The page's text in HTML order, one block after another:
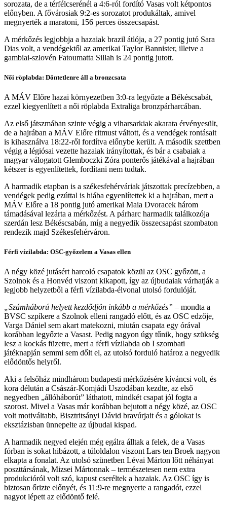
sorozata, de a térfélcserénél a 4:6-ról fordító Vasas volt kétpontos
előnyben. A fővárosiak 9:2-es sorozatot produkáltak, amivel
megnyerték a maratoni, 156 perces összecsapást.
A mérkőzés legjobbja a hazaiak brazil átlója, a 27 pontig jutó Sara
Dias volt, a vendégektől az amerikai Taylor Bannister, illetve a
gambiai-szlovén Fatoumatta Sillah is 24 pontig jutott.
Női röplabda: Döntetlenre áll a bronzcsata
A MÁV Előre hazai környezetben 3:0-ra legyőzte a Békéscsabát,
ezzel kiegyenlített a női röplabda Extraliga bronzpárharcában.
Az első játszmában szinte végig a viharsarkiak akarata érvényesült,
de a hajrában a MÁV Előre ritmust váltott, és a vendégek rontásait
is kihasználva 18:22-ről fordítva előnybe került. A második szettben
végig a légiósai vezette hazaiak irányítottak, és bár a csabaiak a
magyar válogatott Glemboczki Zóra ponterős játékával a hajrában
kétszer is egyenlítettek, fordítani nem tudtak.
A harmadik etapban is a székesfehérváriak játszottak precízebben, a
vendégek pedig ezúttal is hiába egyenlítettek ki a hajrában, mert a
MÁV Előre a 18 pontig jutó amerikai Maia Dvoracek három
támadásával lezárta a mérkőzést. A párharc harmadik találkozója
szerdán lesz Békéscsabán, míg a negyedik összecsapást szombaton
rendezik majd Székesfehérváron.
Férfi vízilabda: OSC-győzelem a Vasas ellen
A négy közé jutásért harcoló csapatok közül az OSC győzött, a
Szolnok és a Honvéd viszont kikapott, így az újbudaiak várhatják a
legjobb helyzetből a férfi vízilabda-élvonal utolsó fordulóját.
„Számháború helyett kezdődjön inkább a mérkőzés” – mondta a
BVSC szpíkere a Szolnok elleni rangadó előtt, és az OSC edzője,
Varga Dániel sem akart matekozni, miután csapata egy órával
korábban legyőzte a Vasast. Pedig nagyon úgy tűnik, hogy szükség
lesz a kockás füzetre, mert a férfi vízilabda ob I szombati
játéknapján semmi sem dőlt el, az utolsó forduló határoz a negyedik
elődöntős helyről.
Aki a felsőház mindhárom budapesti mérkőzésére kíváncsi volt, és
kora délután a Császár-Komjádi Uszodában kezdte, az első
negyedben „állóháborút” láthatott, mindkét csapat jól fogta a
szorost. Mivel a Vasas már korábban bejutott a négy közé, az OSC
volt motiváltabb, Bisztritsányi Dávid bravúrjait és a gólokat is
eksztázisban ünnepelte az újbudai kispad.
A harmadik negyed elején még egálra álltak a felek, de a Vasas
fórban is sokat hibázott, a túloldalon viszont Lars ten Broek nagyon
elkapta a fonalat. Az utolsó szünetben Lévai Márton lőtt néhányat
poszttársának, Mizsei Mártonnak – természetesen nem extra
produkcióról volt szó, kapust cseréltek a hazaiak. Az OSC így is
biztosan őrizte előnyét, és 11:9-re megnyerte a rangadót, ezzel
nagyot lépett az elődöntő felé.